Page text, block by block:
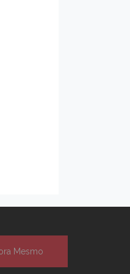
Mesmo